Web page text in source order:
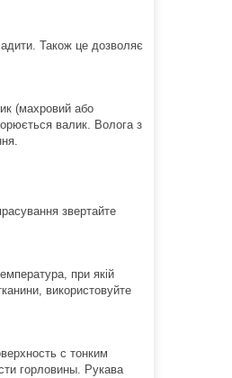
Також це дозволяє
(махровий або
валик. Волога з
звертайте
при якій
використовуйте
с тонким
горловины. Рукава